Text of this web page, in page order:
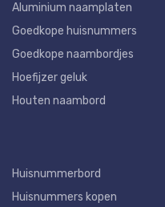
Aluminium naamplaten
Goedkope huisnummers
Goedkope naambordjes
Hoefijzer geluk
Houten naambord
Huisnummerbord
Huisnummers kopen